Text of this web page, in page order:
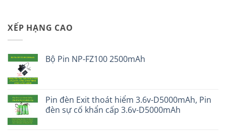
XẾP HẠNG CAO
Bộ Pin NP-FZ100 2500mAh
Pin đèn Exit thoát hiểm 3.6v-D5000mAh, Pin
đèn sự cố khẩn cấp 3.6v-D5000mAh